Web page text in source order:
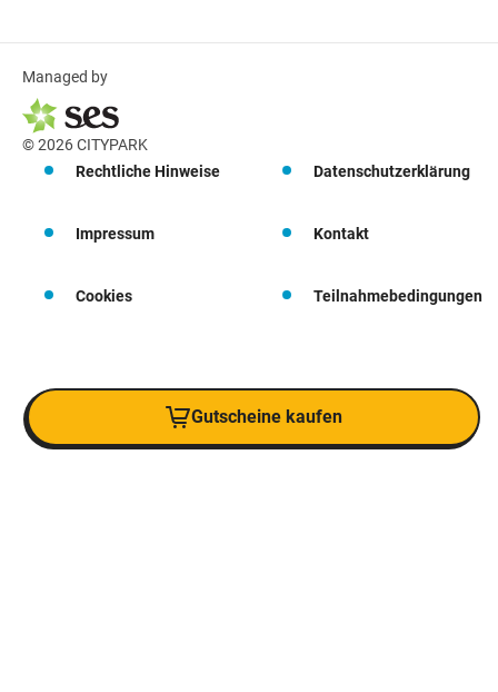
Managed by
© 2026 CITYPARK
Rechtliche Hinweise
Datenschutzerklärung
Impressum Kontakt
Cookies Teilnahmebedingungen
Gutscheine kaufen